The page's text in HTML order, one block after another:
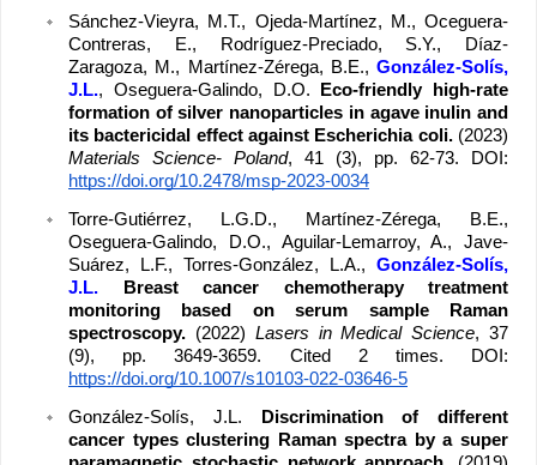
Sánchez-Vieyra, M.T., Ojeda-Martínez, M., Oceguera-
Contreras, E., Rodríguez-Preciado, S.Y., Díaz-
Zaragoza, M., Martínez-Zérega, B.E., González-Solís,
J.L., Oseguera-Galindo, D.O.
Eco-friendly high-rate
formation of silver nanoparticles in agave inulin and
its bactericidal effect against Escherichia coli.
Materials Science- Poland
https://doi.org/10.2478/msp-2023-0034
Torre-Gutiérrez, L.G.D., Martínez-Zérega, B.E.,
Oseguera-Galindo, D.O., Aguilar-Lemarroy, A., Jave-
Suárez, L.F., Torres-González, L.A., González-Solís,
J.L.
Breast cancer chemotherapy treatment
monitoring based on serum sample Raman
spectroscopy. (2022) Lasers in Medical Science, 37
https://doi.org/10.1007/s10103-022-03646-5
González-Solís, J.L.
Discrimination of different
cancer types clustering Raman spectra by a super